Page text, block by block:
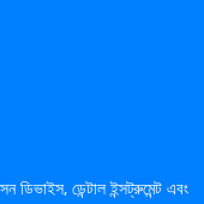
ডিভাইস, ডেন্টাল ইন্সট্রুমেন্ট এবং